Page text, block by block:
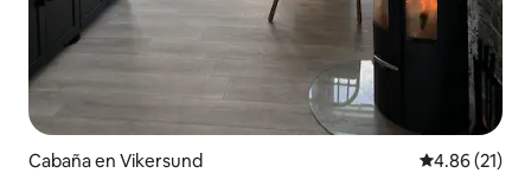
Cabaña en Vikersund Calificación
4.86 (21)